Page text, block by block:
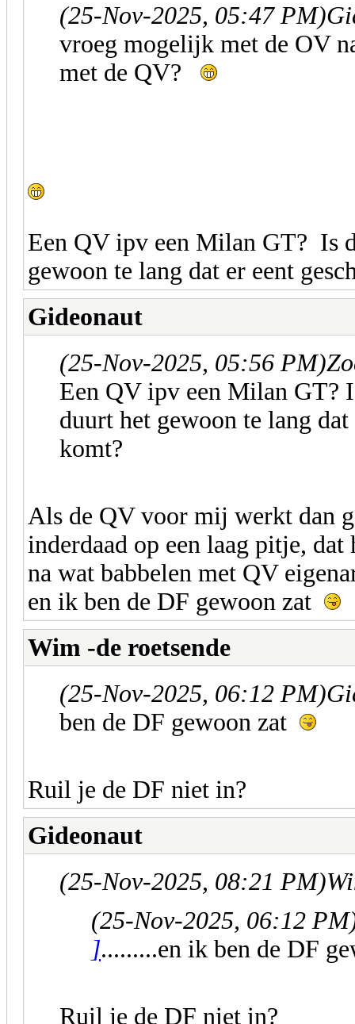
(25-Nov-2025, 05:47 PM)
vroeg mogelijk met de OV
met de QV?
Een QV ipv een Milan GT? Is
gewoon te lang dat er eent
Gideonaut
(25-Nov-2025, 05:56 PM)
Een QV ipv een Milan GT?
duurt het gewoon te lang
komt?
Als de QV voor mij werkt dan
inderdaad op een laag pitje,
na wat babbelen met QV
en ik ben de DF gewoon zat
Wim -de roetsende
(25-Nov-2025, 06:12 PM)
ben de DF gewoon zat
Ruil je de DF niet in?
Gideonaut
(25-Nov-2025, 08:21 PM)
(25-Nov-2025, 06:12
].........en ik ben de DF
Ruil je de DF niet in?